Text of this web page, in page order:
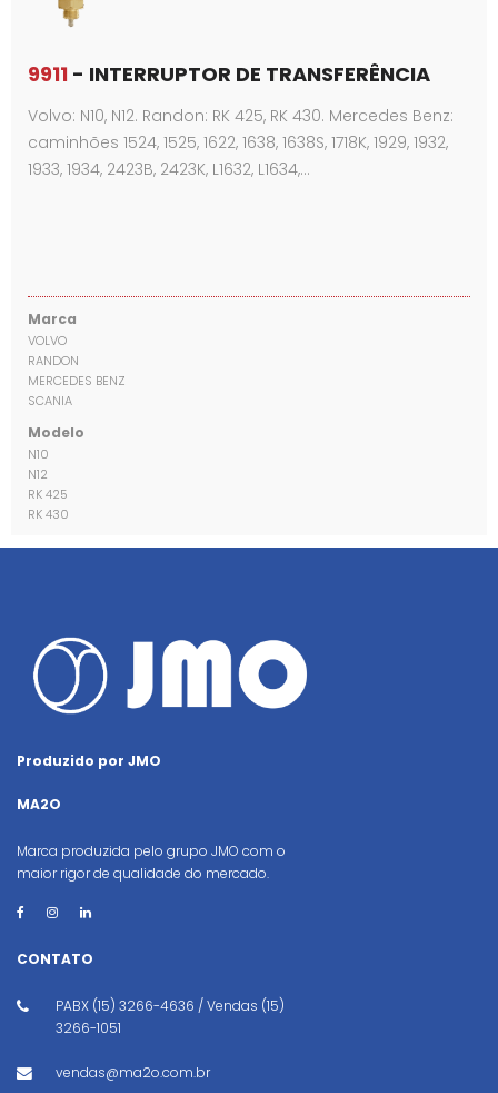
9911 - INTERRUPTOR DE TRANSFERÊNCIA
Volvo: N10, N12. Randon: RK 425, RK 430. Mercedes Benz:
caminhões 1524, 1525, 1622, 1638, 1638S, 1718K, 1929, 1932,
1933, 1934, 2423B, 2423K, L1632, L1634,…
Marca
VOLVO
RANDON
MERCEDES BENZ
SCANIA
Modelo
N10
N12
RK 425
RK 430
Produzido por JMO
MA2O
Marca produzida pelo grupo JMO com o
maior rigor de qualidade do mercado.
CONTATO
PABX (15) 3266-4636 / Vendas (15)
3266-1051
vendas@ma2o.com.br